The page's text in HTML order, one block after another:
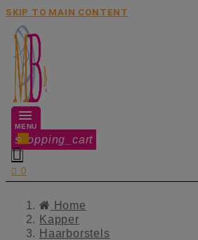
SKIP TO MAIN CONTENT
MENU
shopping_cart
0

 0
Home
Kapper
Haarborstels